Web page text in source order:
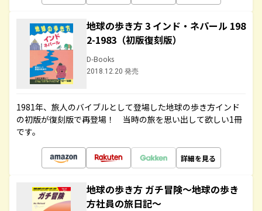
地球の歩き方 3 インド・ネパール 198
2-1983（初版復刻版）
D-Books
2018.12.20 発売
1981年、旅人のバイブルとして登場した地球の歩き方インド
の初版が復刻版で再登場！ 当時の旅を思い出して欲しい1冊
です。
詳細を見る
地球の歩き方 ガチ冒険～地球の歩き
方社員の旅日記～